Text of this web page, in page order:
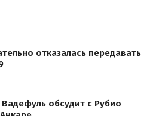
отказалась передавать
обсудит с Рубио